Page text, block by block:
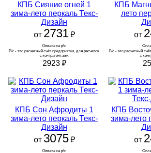
КПБ Сияние огней 1
зима-лето перкаль Текс-
Дизайн
от 2731₽
Оплата на р/с
Р/с - это расчетный счёт предприятия, для расчетов
с контрагентами.
2923₽
КПБ
лето
от
Р/с - это расчетный
с
КПБ Сон Афродиты 1
зима-лето перкаль Текс-
Дизайн
от 3075₽
Оплата на р/с
КПБ
зима-лето
от